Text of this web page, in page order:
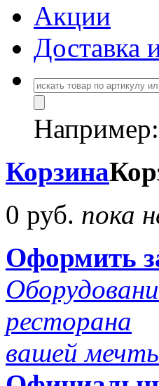
Акции
Доставка
Например:
Корзина
0 руб. пока
Оформить
ресторана
вашей